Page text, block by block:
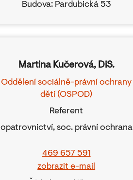
Budova: Pardubická 53
Martina Kučerová, DiS.
Oddělení sociálně-právní ochrany
dětí (OSPOD)
Referent
opatrovnictví, soc. právní ochrana
469 657 591
zobrazit e-mail